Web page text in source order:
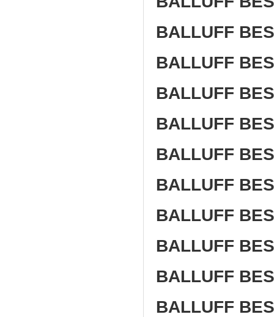
BALLUFF
BALLUFF
BALLUFF
BALLUFF
BALLUFF
BALLUFF
BALLUFF
BALLUFF
BALLUFF
BALLUFF